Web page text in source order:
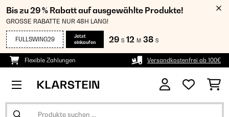
Bis zu 29 % Rabatt auf ausgewählte Produkte!
GROSSE RABATTE NUR 48H LANG!
FULLSWING29
Jetzt
einkaufen
29 S 12 M 38 S
Flexible Zahlungen Versandkostenfrei ab 100€